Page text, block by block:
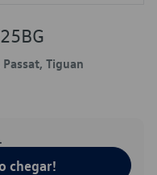
Tiguan
chegar!